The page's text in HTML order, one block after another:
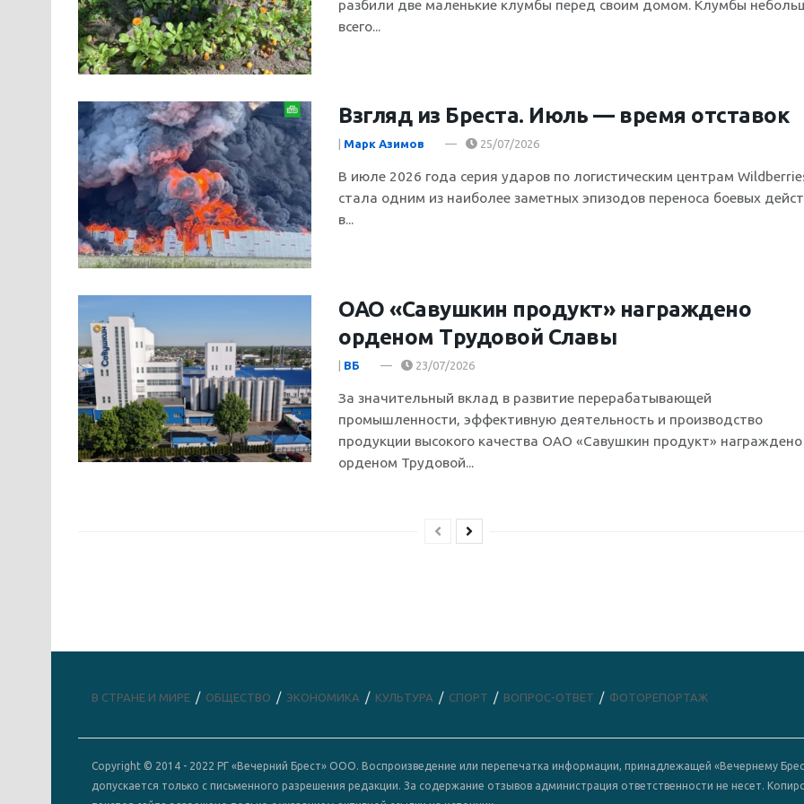
разбили две маленькие клумбы перед своим домом. Клумбы
всего...
Взгляд из Бреста. Июль — время отставок
Марк Азимов 25/07/2026
В июле 2026 года серия ударов по логистическим центрам
стала одним из наиболее заметных эпизодов переноса боевых
в...
ОАО «Савушкин продукт» награждено
орденом Трудовой Славы
ВБ 23/07/2026
За значительный вклад в развитие перерабатывающей
промышленности, эффективную деятельность и производство
продукции высокого качества ОАО «Савушкин продукт» награждено
орденом Трудовой...
В СТРАНЕ И МИРЕ ОБЩЕСТВО ЭКОНОМИКА КУЛЬТУРА СПОРТ ВОПРОС-ОТВЕТ ФОТОРЕПОРТАЖ
Copyright © 2014 - 2022 РГ «Вечерний Брест» ООО. Воспроизведение или перепечатка информации, принадлежащей «Вечернему
допускается только с письменного разрешения редакции. За содержание отзывов администрация ответственности не несет.